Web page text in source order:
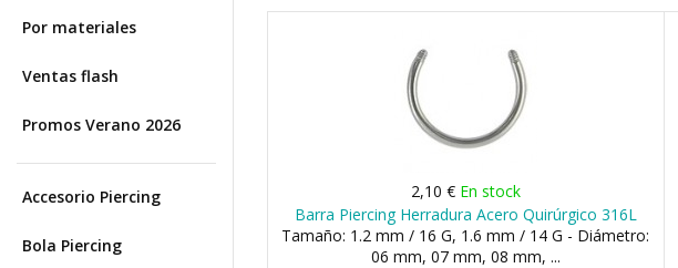
Por materiales
Ventas flash
Promos Verano 2026
Accesorio Piercing
Bola Piercing
2,10 € En stock
Barra Piercing Herradura Acero Quirúrgico 316L
Tamaño: 1.2 mm / 16 G, 1.6 mm / 14 G - Diámetro:
06 mm, 07 mm, 08 mm, ...